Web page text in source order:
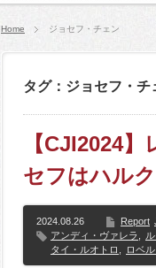
Home ジョセフ・チェン
タグ：ジョセフ・チ
【CJI2024
セフはハル
2024.08.26 Report
アンディ・ヴァレラ
タイ・ルオトロ
ロベ